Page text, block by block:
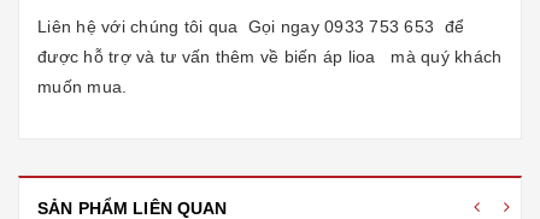
Liên hệ với chúng tôi qua Gọi ngay 0933 753 653 để
được hỗ trợ và tư vấn thêm về biến áp lioa
mà quý khách
muốn mua.
SẢN PHẨM LIÊN QUAN